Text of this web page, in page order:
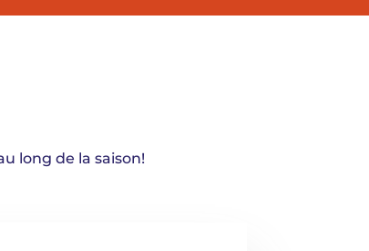
long de la saison!